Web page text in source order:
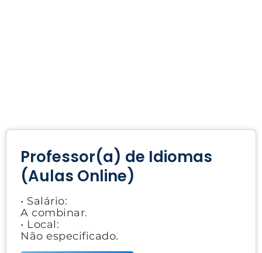
Professor(a) de Idiomas
(Aulas Online)
• Salário:
A combinar.
• Local:
Não especificado.